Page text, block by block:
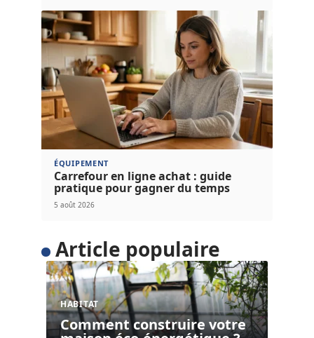
ÉQUIPEMENT
Carrefour en ligne achat : guide
pratique pour gagner du temps
5 août 2026
Article populaire
HABITAT
Comment construire votre